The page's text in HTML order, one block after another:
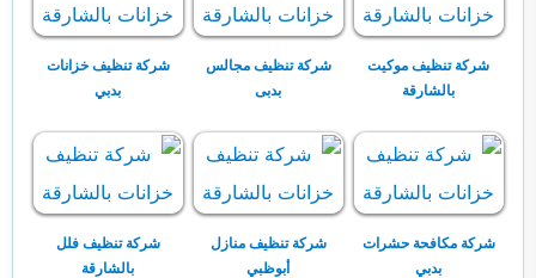
شركة تنظيف موكيت
بالشارقة
شركة تنظيف مجالس
بدبى
شركة تنظيف خزانات
بدبي
شركة مكافحة حشرات
بدبي
شركة تنظيف منازل
أبوظبي
شركة تنظيف فلل
بالشارقة